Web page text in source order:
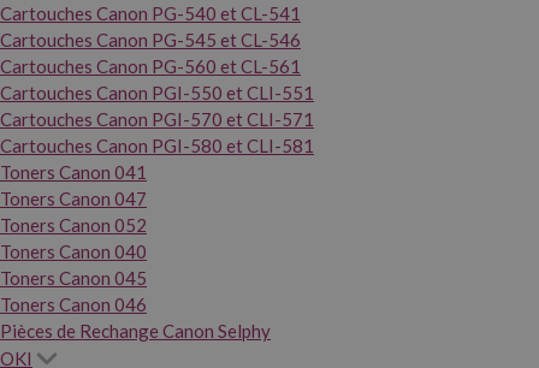
Cartouches Canon PG-540 et CL-541
Cartouches Canon PG-545 et CL-546
Cartouches Canon PG-560 et CL-561
Cartouches Canon PGI-550 et CLI-551
Cartouches Canon PGI-570 et CLI-571
Cartouches Canon PGI-580 et CLI-581
Toners Canon 041
Toners Canon 047
Toners Canon 052
Toners Canon 040
Toners Canon 045
Toners Canon 046
Pièces de Rechange Canon Selphy
OKI